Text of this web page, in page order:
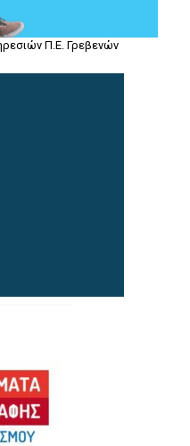
Π.Ε. Γρεβενών